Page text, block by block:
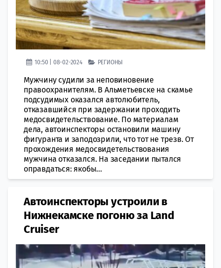
10:50 | 08-02-2024 РЕГИОНЫ
Мужчину судили за неповиновение
правоохранителям. В Альметьевске на скамье
подсудимых оказался автолюбитель,
отказавшийся при задержании проходить
медосвидетельствование. По материалам
дела, автоинспекторы остановили машину
фигуранта и заподозрили, что тот не трезв. От
прохождения медосвидетельствования
мужчина отказался. На заседании пытался
оправдаться: якобы...
Автоинспекторы устроили в
Нижнекамске погоню за Land
Cruiser